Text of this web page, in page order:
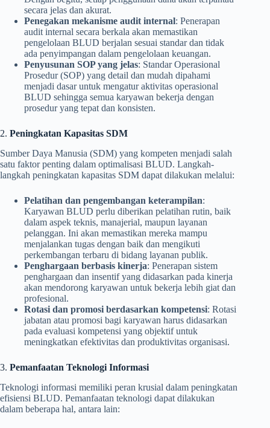
secara jelas dan akurat.
Penegakan mekanisme audit internal: Penerapan
audit internal secara berkala akan memastikan
pengelolaan BLUD berjalan sesuai standar dan tidak
ada penyimpangan dalam pengelolaan keuangan.
Penyusunan SOP yang jelas: Standar Operasional
Prosedur (SOP) yang detail dan mudah dipahami
menjadi dasar untuk mengatur aktivitas operasional
BLUD sehingga semua karyawan bekerja dengan
prosedur yang tepat dan konsisten.
2. Peningkatan Kapasitas SDM
Sumber Daya Manusia (SDM) yang kompeten menjadi salah
satu faktor penting dalam optimalisasi BLUD. Langkah-
langkah peningkatan kapasitas SDM dapat dilakukan melalui:
Pelatihan dan pengembangan keterampilan:
Karyawan BLUD perlu diberikan pelatihan rutin, baik
dalam aspek teknis, manajerial, maupun layanan
pelanggan. Ini akan memastikan mereka mampu
menjalankan tugas dengan baik dan mengikuti
perkembangan terbaru di bidang layanan publik.
Penghargaan berbasis kinerja: Penerapan sistem
penghargaan dan insentif yang didasarkan pada kinerja
akan mendorong karyawan untuk bekerja lebih giat dan
profesional.
Rotasi dan promosi berdasarkan kompetensi: Rotasi
jabatan atau promosi bagi karyawan harus didasarkan
pada evaluasi kompetensi yang objektif untuk
meningkatkan efektivitas dan produktivitas organisasi.
3. Pemanfaatan Teknologi Informasi
Teknologi informasi memiliki peran krusial dalam peningkatan
efisiensi BLUD. Pemanfaatan teknologi dapat dilakukan
dalam beberapa hal, antara lain: